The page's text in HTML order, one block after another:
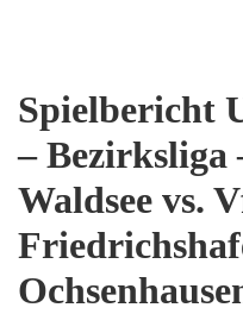
Spielbericht
– Bezirksliga
Waldsee vs.